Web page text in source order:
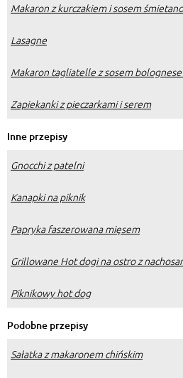
Makaron z kurczakiem i sosem
Lasagne
Makaron tagliatelle z sosem
Zapiekanki z pieczarkami i serem
Inne przepisy
Gnocchi z patelni
Kanapki na piknik
Papryka faszerowana mięsem
Grillowane Hot dogi na ostro z
Piknikowy hot dog
Podobne przepisy
Sałatka z makaronem chińskim